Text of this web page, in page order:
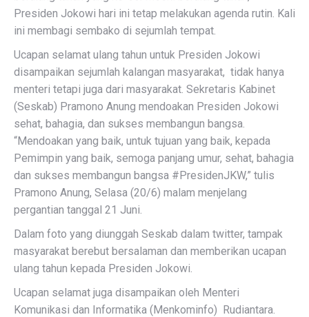
Presiden Jokowi hari ini tetap melakukan agenda rutin. Kali
ini membagi sembako di sejumlah tempat.
Ucapan selamat ulang tahun untuk Presiden Jokowi
disampaikan sejumlah kalangan masyarakat, tidak hanya
menteri tetapi juga dari masyarakat. Sekretaris Kabinet
(Seskab) Pramono Anung mendoakan Presiden Jokowi
sehat, bahagia, dan sukses membangun bangsa.
“Mendoakan yang baik, untuk tujuan yang baik, kepada
Pemimpin yang baik, semoga panjang umur, sehat, bahagia
dan sukses membangun bangsa #PresidenJKW,” tulis
Pramono Anung, Selasa (20/6) malam menjelang
pergantian tanggal 21 Juni.
Dalam foto yang diunggah Seskab dalam twitter, tampak
masyarakat berebut bersalaman dan memberikan ucapan
ulang tahun kepada Presiden Jokowi.
Ucapan selamat juga disampaikan oleh Menteri
Komunikasi dan Informatika (Menkominfo) Rudiantara.